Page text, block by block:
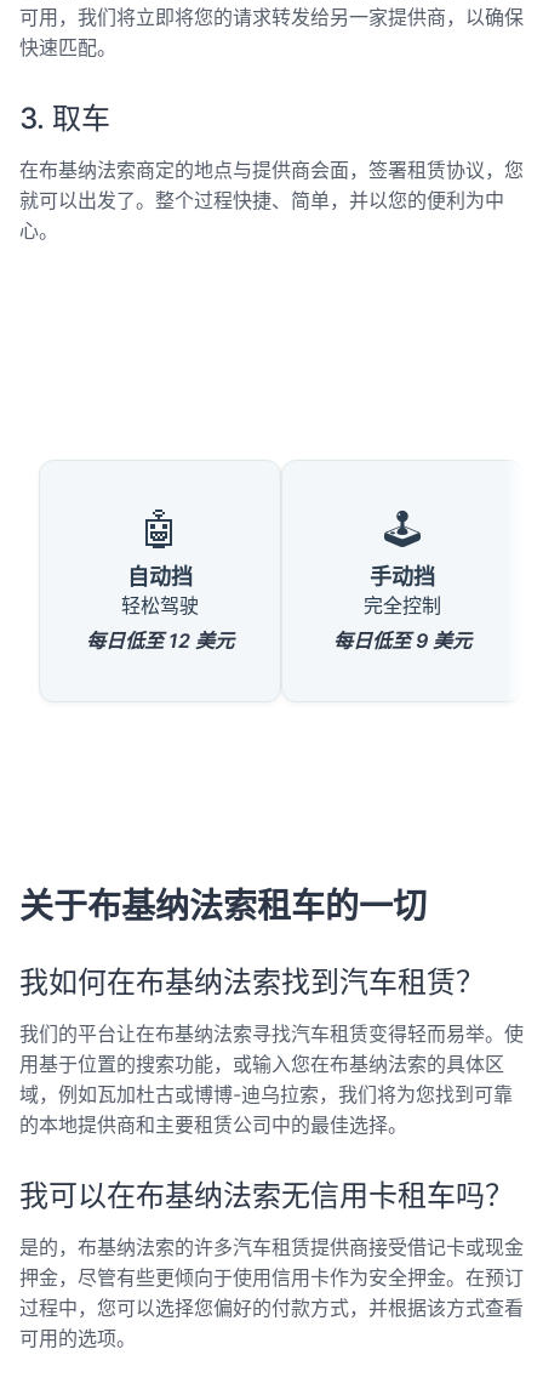
可用，我们将立即将您的请求转发给另一家提供商，以确保
快速匹配。
3. 取车
在布基纳法索商定的地点与提供商会面，签署租赁协议，您
就可以出发了。整个过程快捷、简单，并以您的便利为中
心。
🤖
自动挡
轻松驾驶
每日低至 12 美元
🕹️
手动挡
完全控制
每日低至 9 美元
关于布基纳法索租车的一切
我如何在布基纳法索找到汽车租赁？
我们的平台让在布基纳法索寻找汽车租赁变得轻而易举。使
用基于位置的搜索功能，或输入您在布基纳法索的具体区
域，例如瓦加杜古或博博-迪乌拉索，我们将为您找到可靠
的本地提供商和主要租赁公司中的最佳选择。
我可以在布基纳法索无信用卡租车吗？
是的，布基纳法索的许多汽车租赁提供商接受借记卡或现金
押金，尽管有些更倾向于使用信用卡作为安全押金。在预订
过程中，您可以选择您偏好的付款方式，并根据该方式查看
可用的选项。